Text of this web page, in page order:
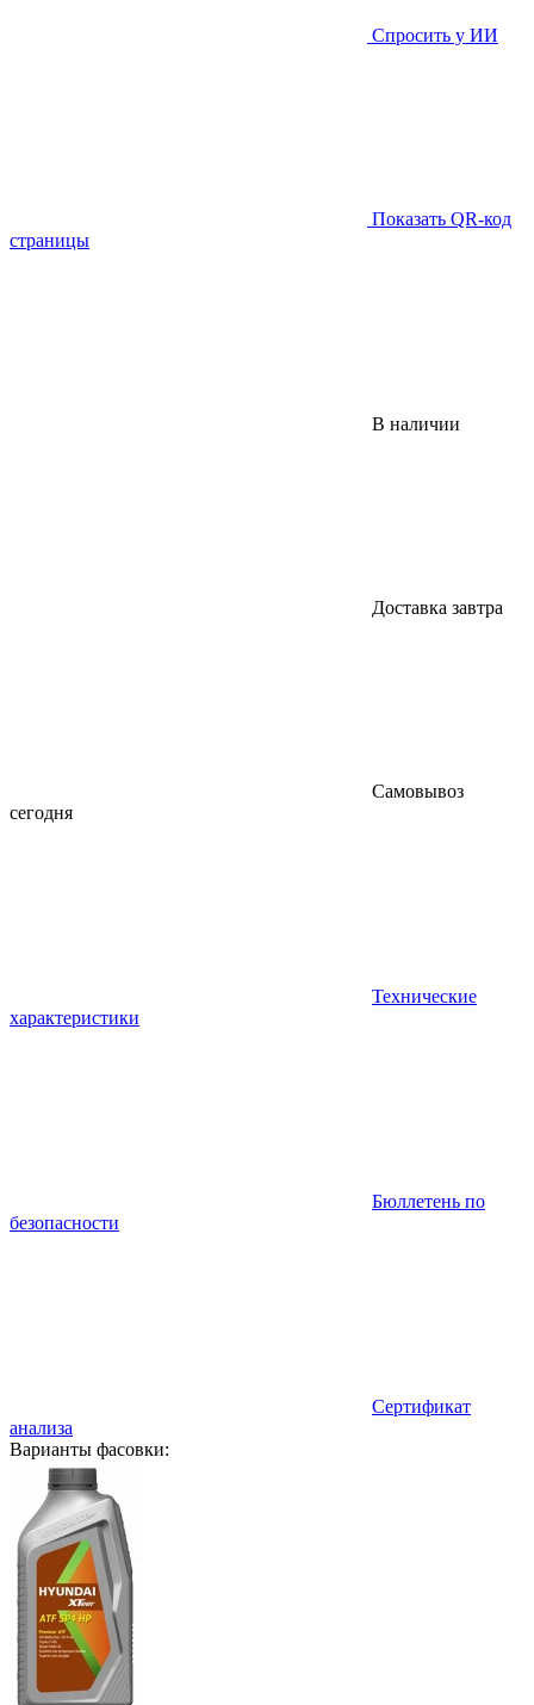
Спросить у ИИ
Показать QR-код
страницы
В наличии
Доставка завтра
Самовывоз
сегодня
Технические
характеристики
Бюллетень по
безопасности
Сертификат
анализа
Варианты фасовки: